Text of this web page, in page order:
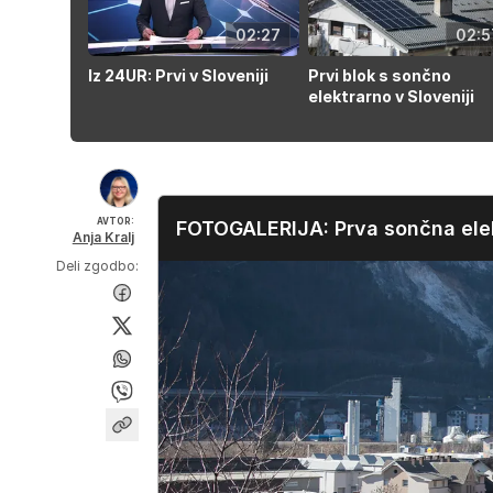
02:27
Iz 24UR: Prvi v Sloveniji
Prvi blok s sončno
elektrarno v Sloveniji
AVTOR:
Anja Kralj
Deli zgodbo:
FOTOGALERIJA: Prva sončna